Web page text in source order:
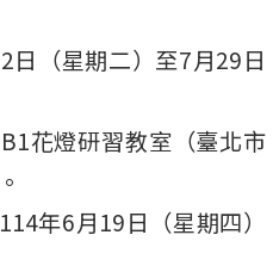
日（星期二）至7月29日
花燈研習教室（臺北市
年6月19日（星期四）